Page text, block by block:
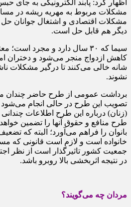
اظهار کرد: پابند الکترونیکی به جای
مشکلات مربوط به مهریه ریشه در
مشکلات اقتصادی و اشتغال جوانان
دیگر هم قابل حل است.
سیما که ۳۰ سال دارد و مجرد
کاهش ازدواج منجر می‌شود و دختران
نشوند.
برداشت عمومی از طرح حاضر چندان
تصویب این طرح در حالی انجام
(زنان) درباره این طرح اطلاعات چندانی
طرح منافع و حقوق آنها را تضمین
بانوان را فراهم می‌آورد؛ البته که
خانواده است و لازم است قانونی که
جمعیت کشور تاثیرگذار است از نظر
در نتیجه اثربخشی بالا روبرو باشد.
مردان چه می‌گویند؟